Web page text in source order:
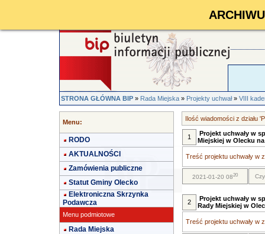
STRONA GŁÓWNA BIP»Rada Miejska»Projekty uchwał»VIII
Menu:
RODO
AKTUALNOŚCI
Zamówienia publiczne
Statut Gminy Olecko
Elektroniczna Skrzynka
Podawcza
Menu podmiotowe
Rada Miejska
Ilość wiadomości z działu
1
Projekt uchwały w
Miejskiej w Olecku na
Treść projektu uchwały w
2021-01-20 0820
2
Projekt uchwały w
Rady Miejskiej w
Treść projektu uchwały w